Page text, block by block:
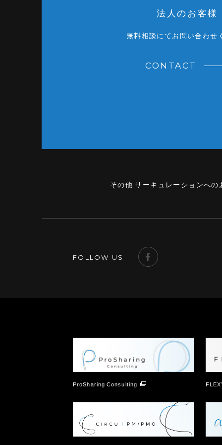
法人のお客様
無料相談にてお問い合わせ
CONTACT
その他 サーキュレーションへの
FOLLOW US
ProSharing Consulting